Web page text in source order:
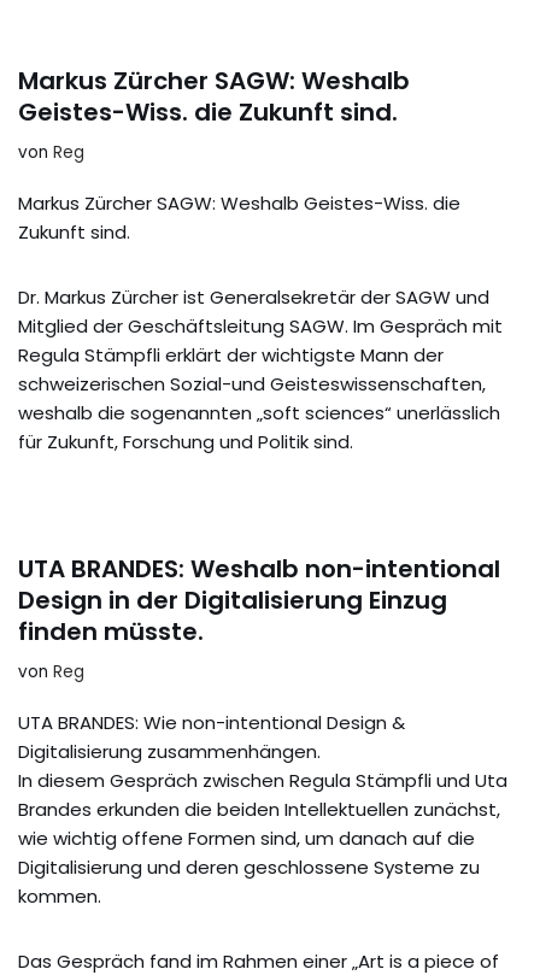
Markus Zürcher SAGW: Weshalb
Geistes-Wiss. die Zukunft sind.
von Reg
Markus Zürcher SAGW: Weshalb Geistes-Wiss. die
Zukunft sind.
Dr. Markus Zürcher ist Generalsekretär der SAGW und
Mitglied der Geschäftsleitung SAGW. Im Gespräch mit
Regula Stämpfli erklärt der wichtigste Mann der
schweizerischen Sozial-und Geisteswissenschaften,
weshalb die sogenannten „soft sciences“ unerlässlich
für Zukunft, Forschung und Politik sind.
UTA BRANDES: Weshalb non-intentional
Design in der Digitalisierung Einzug
finden müsste.
von Reg
UTA BRANDES: Wie non-intentional Design &
Digitalisierung zusammenhängen.
In diesem Gespräch zwischen Regula Stämpfli und Uta
Brandes erkunden die beiden Intellektuellen zunächst,
wie wichtig offene Formen sind, um danach auf die
Digitalisierung und deren geschlossene Systeme zu
kommen.
Das Gespräch fand im Rahmen einer „Art is a piece of